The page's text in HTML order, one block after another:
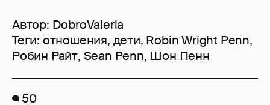
Автор: DobroValeria
Теги: отношения, дети, Robin Wright Penn,
Робин Райт, Sean Penn, Шон Пенн
50